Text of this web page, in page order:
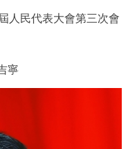
人民代表大會第三次會
寧